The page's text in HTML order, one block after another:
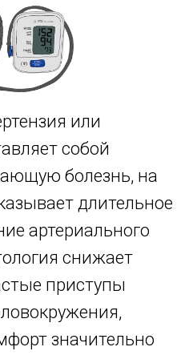
или
собой
болезнь, на
длительное
артериального
снижает
приступы
значительно